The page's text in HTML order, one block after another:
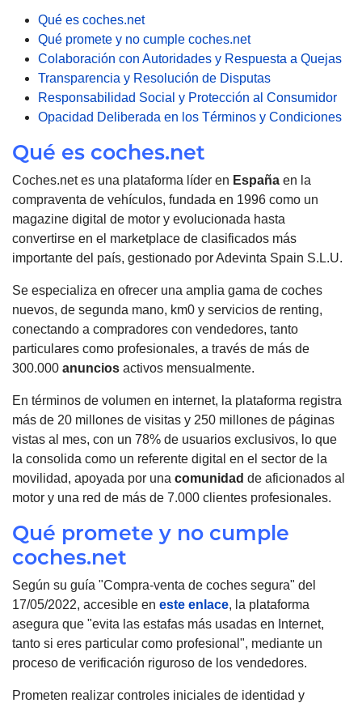
Qué es coches.net
Qué promete y no cumple coches.net
Colaboración con Autoridades y Respuesta a Quejas
Transparencia y Resolución de Disputas
Responsabilidad Social y Protección al Consumidor
Opacidad Deliberada en los Términos y Condiciones
Qué es coches.net
Coches.net es una plataforma líder en España en la
compraventa de vehículos, fundada en 1996 como un
magazine digital de motor y evolucionada hasta
convertirse en el marketplace de clasificados más
importante del país, gestionado por Adevinta Spain S.L.U.
Se especializa en ofrecer una amplia gama de coches
nuevos, de segunda mano, km0 y servicios de renting,
conectando a compradores con vendedores, tanto
particulares como profesionales, a través de más de
300.000 anuncios activos mensualmente.
En términos de volumen en internet, la plataforma registra
más de 20 millones de visitas y 250 millones de páginas
vistas al mes, con un 78% de usuarios exclusivos, lo que
la consolida como un referente digital en el sector de la
movilidad, apoyada por una comunidad de aficionados al
motor y una red de más de 7.000 clientes profesionales.
Qué promete y no cumple
coches.net
Según su guía "Compra-venta de coches segura" del
17/05/2022, accesible en este enlace, la plataforma
asegura que "evita las estafas más usadas en Internet,
tanto si eres particular como profesional", mediante un
proceso de verificación riguroso de los vendedores.
Prometen realizar controles iniciales de identidad y